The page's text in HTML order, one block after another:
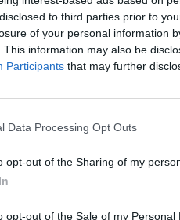
to third parties prior to
of your personal information
This information may also be
Participants that may further
Data Processing Opt Outs
opt-out of the Sharing of my
opt-out of the Sale of my Personal
no Torneio de Inverno da
de Vila Real, onde
Guedes, Carolina Eira,
Braz, Maria Poeta, Maria
Nuno Oliveira, Tiago